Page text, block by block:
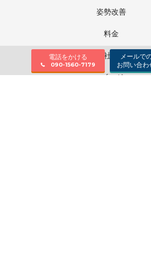
姿勢改善
料金
会社情報
ブログ
電話をかける
090-1560-7179
メールで
お問い合わ